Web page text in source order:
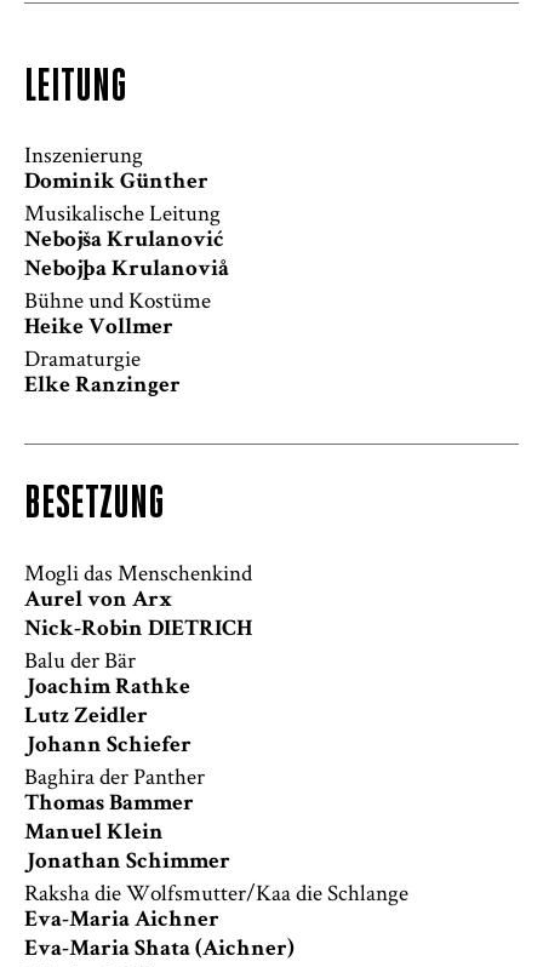
LEITUNG
Inszenierung
Dominik Günther
Musikalische Leitung
Nebojša Krulanović
Nebojþa Krulanoviå
Bühne und Kostüme
Heike Vollmer
Dramaturgie
Elke Ranzinger
BESETZUNG
Mogli das Menschenkind
Aurel von Arx
Nick-Robin DIETRICH
Balu der Bär
Joachim Rathke
Lutz Zeidler
Johann Schiefer
Baghira der Panther
Thomas Bammer
Manuel Klein
Jonathan Schimmer
Raksha die Wolfsmutter/Kaa die Schlange
Eva-Maria Aichner
Eva-Maria Shata (Aichner)